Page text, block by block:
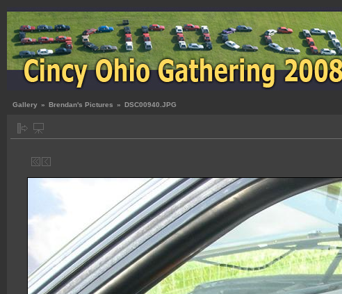
Gallery » Brendan's Pictures » DSC00940.JPG